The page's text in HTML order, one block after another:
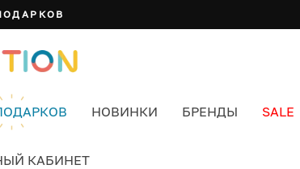
НОВИНКИ БРЕНДЫ SALE
КАБИНЕТ